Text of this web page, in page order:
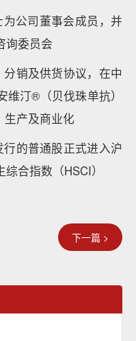
为公司董事会成员，并
询委员会
销及供货协议，在中
汀®（贝伐珠单抗）
生产及商业化
的普通股正式进入沪
合指数（HSCI）
下一篇 >